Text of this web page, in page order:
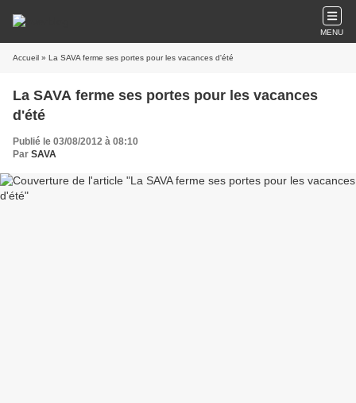
MENU
Accueil » La SAVA ferme ses portes pour les vacances d'été
La SAVA ferme ses portes pour les vacances
d'été
Publié le 03/08/2012 à 08:10
Par SAVA